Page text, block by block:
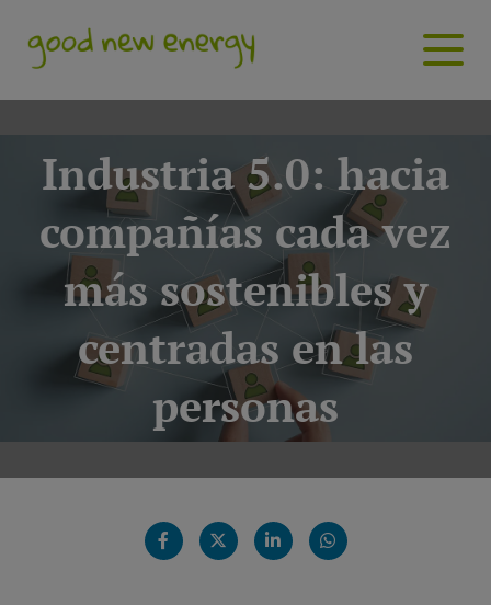
Industria 5.0: hacia
compañías cada vez
más sostenibles y
centradas en las
personas